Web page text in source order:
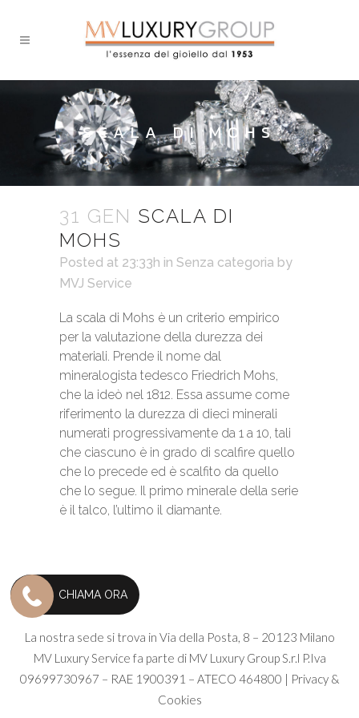
SCALA DI MOHS
31 GEN SCALA DI
MOHS
Posted at 23:33h in Senza categoria by
MVJ Service
La scala di Mohs è un criterio empirico
per la valutazione della durezza dei
materiali. Prende il nome dal
mineralogista tedesco Friedrich Mohs,
che la ideò nel 1812. Essa assume come
riferimento la durezza di dieci minerali
numerati progressivamente da 1 a 10, tali
che ciascuno è in grado di scalfire quello
che lo precede ed è scalfito da quello
che lo segue. Il primo minerale della serie
è il talco, l’ultimo il diamante.
La nostra sede si trova in Via della Posta, 8 – 20123 Milano
MV Luxury Service fa parte di MV Luxury Group S.r.l P.Iva
09699730967 – RAE 1900391 – ATECO 464800 | Privacy &
Cookies
CHIAMA ORA